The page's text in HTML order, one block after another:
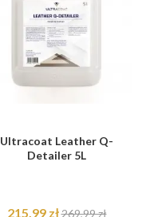
Ultracoat Leather Q-
Detailer 5L
215,99 zł269,99 zł